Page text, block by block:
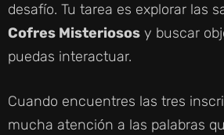
desafío. Tu tarea es explorar las
Cofres Misteriosos y buscar
puedas interactuar.
Cuando encuentres las tres
mucha atención a las palabras